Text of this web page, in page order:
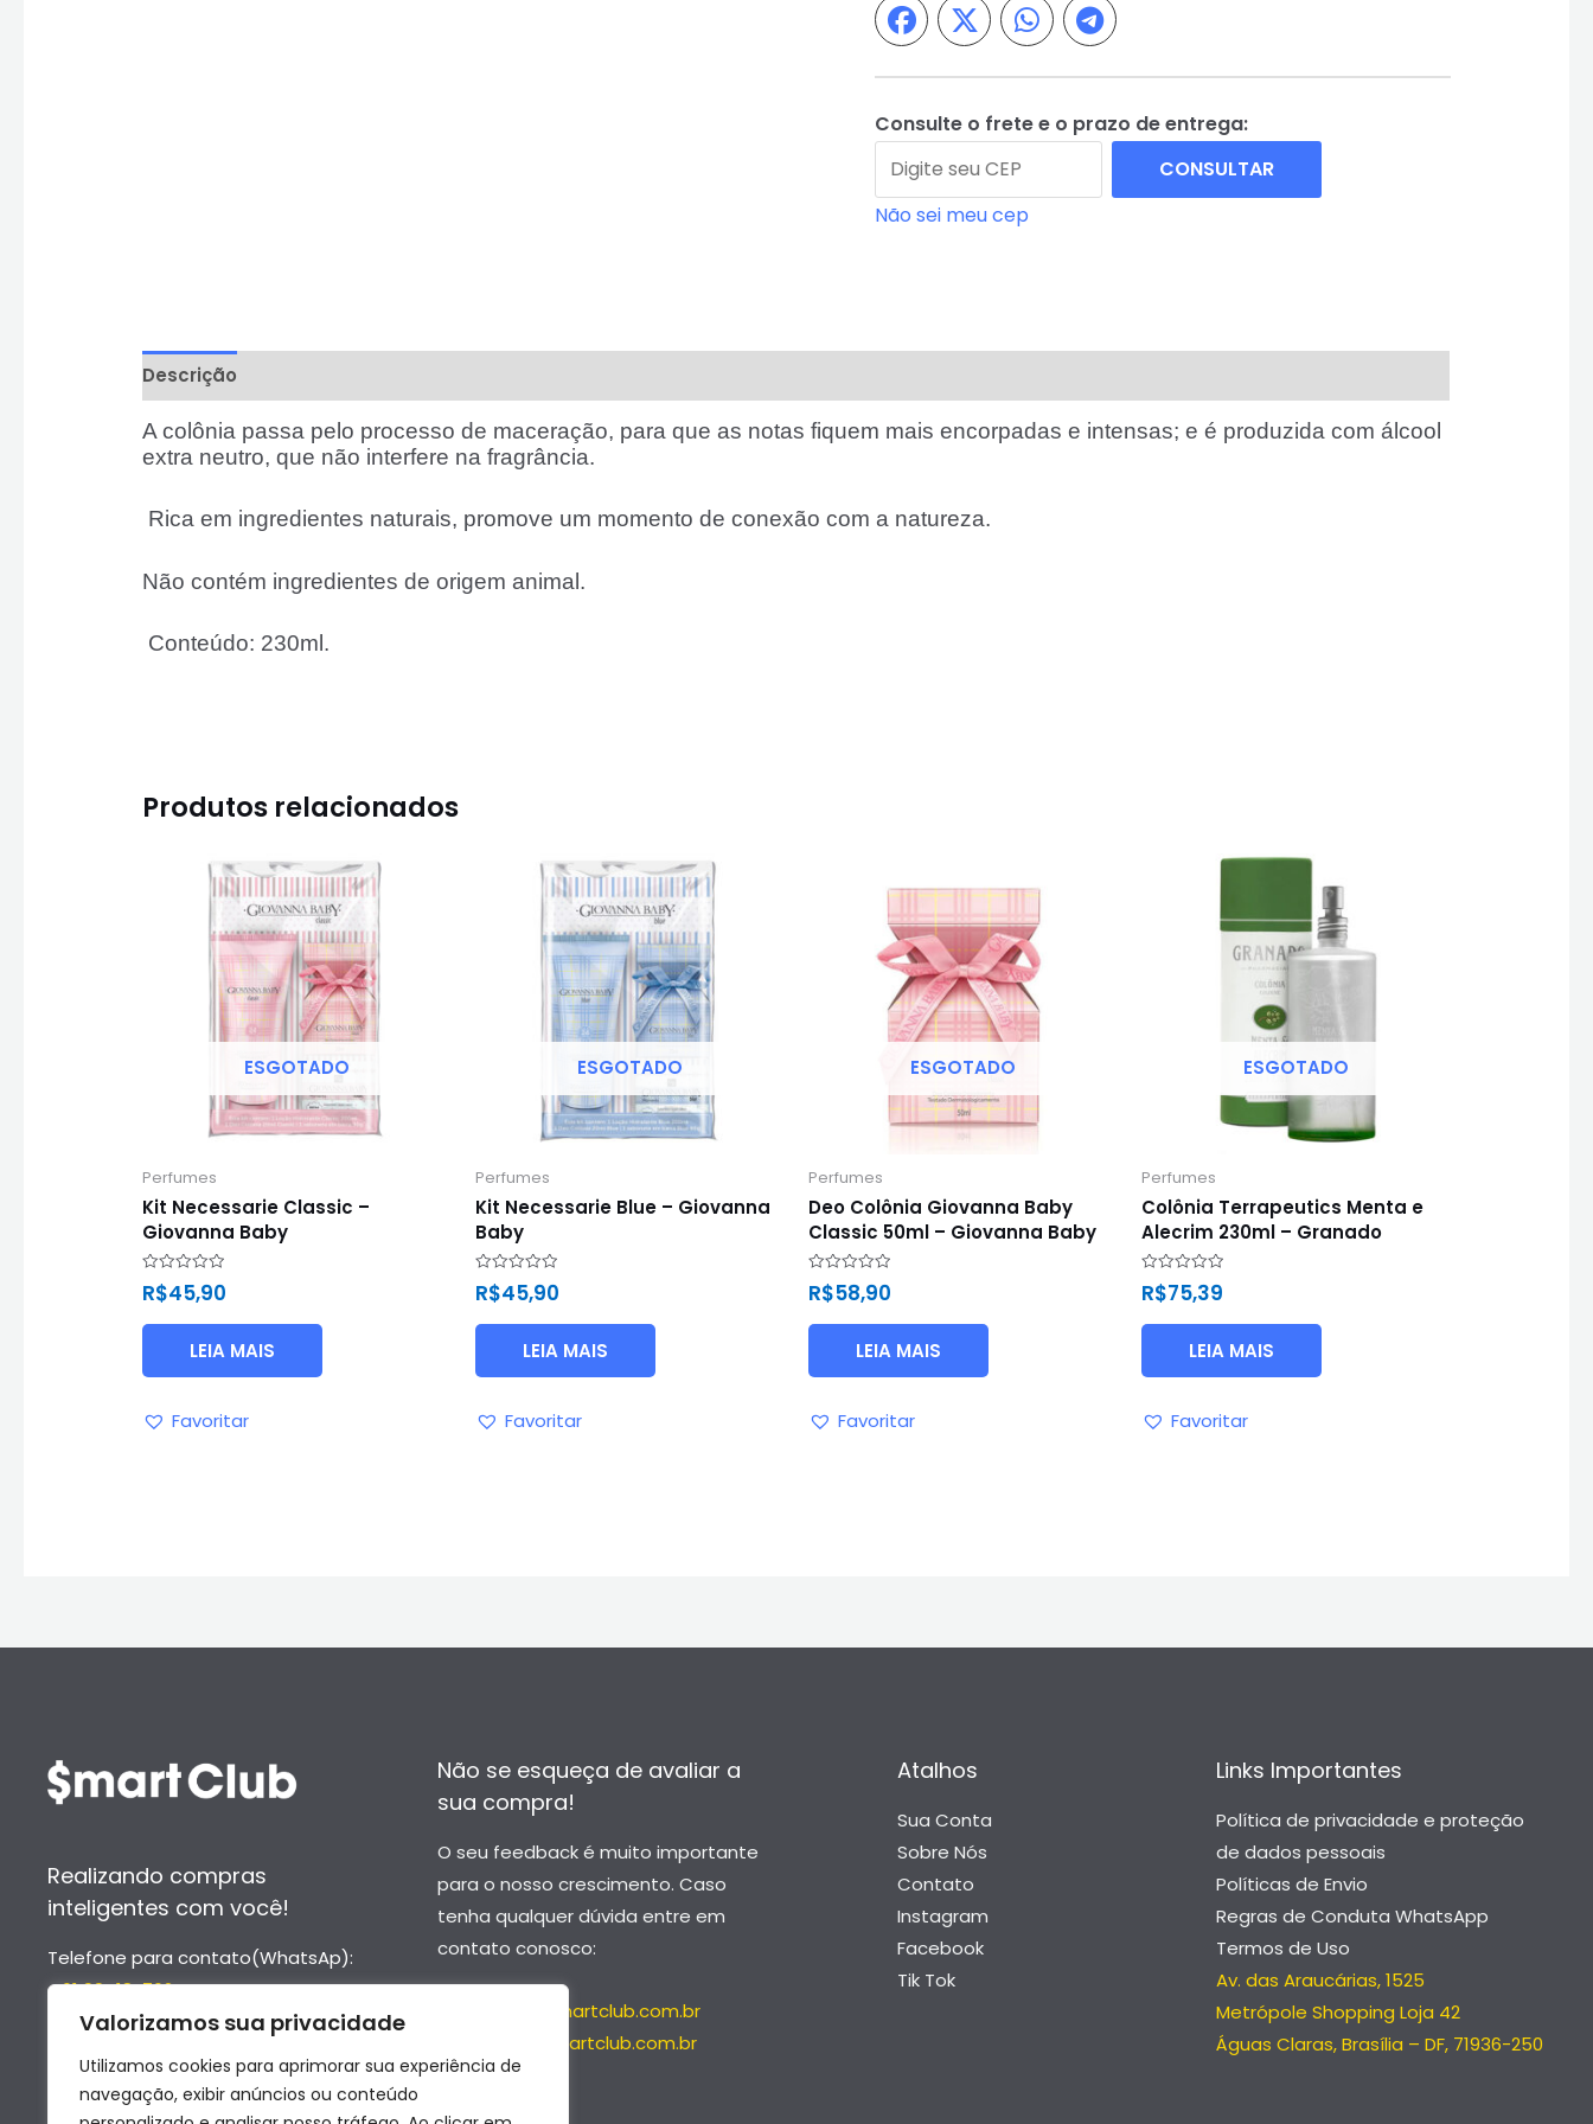
Valorizamos sua privacidade
Utilizamos cookies para aprimorar sua experiência de
navegação, exibir anúncios ou conteúdo
quantidade
Consulte o frete e o prazo de entrega:
CONSULTAR
Não sei meu cep
Descrição
A colônia passa pelo processo de maceração, para que as notas fiquem mais encorpadas e intensas; e é produzida com álcool
extra neutro, que não interfere na fragrância.
Rica em ingredientes naturais, promove um momento de conexão com a natureza.
Não contém ingredientes de origem animal.
Conteúdo: 230ml.
Produtos relacionados
ESGOTADO
Perfumes
Kit Necessarie Classic –
Giovanna Baby
Avaliação
0
5
R$45,90
LEIA MAIS
Favoritar
ESGOTADO
Perfumes
Kit Necessarie Blue – Giovanna
Baby
Avaliação
0
5
R$45,90
LEIA MAIS
Favoritar
ESGOTADO
Perfumes
Deo Colônia Giovanna Baby
Classic 50ml – Giovanna Baby
Avaliação
0
5
R$58,90
LEIA MAIS
Favoritar
ESGOTADO
Perfumes
Colônia Terrapeutics Menta e
Alecrim 230ml – Granado
Avaliação
0
5
R$75,39
LEIA MAIS
Favoritar
Realizando compras
inteligentes com você!
Telefone para contato(WhatsAp):
- 61 99418-7624
- 61 99652-6976
Não se esqueça de avaliar a
sua compra!
O seu feedback é muito importante
para o nosso crescimento. Caso
tenha qualquer dúvida entre em
contato conosco:
contato@smartclub.com.br
suporte@smartclub.com.br
Atalhos
Sua Conta
Sobre Nós
Contato
Instagram
Facebook
Tik Tok
Links Importantes
Política de privacidade e proteção
de dados pessoais
Políticas de Envio
Regras de Conduta WhatsApp
Termos de Uso
Av. das Araucárias, 1525
Metrópole Shopping Loja 42
Águas Claras, Brasília – DF, 71936-250